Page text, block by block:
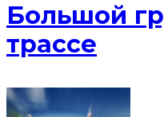
Большой
трассе